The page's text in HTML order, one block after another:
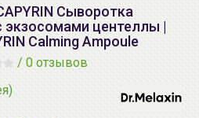
Сыворотка
центеллы |
Calming Ampoule
/ 0 отзывов